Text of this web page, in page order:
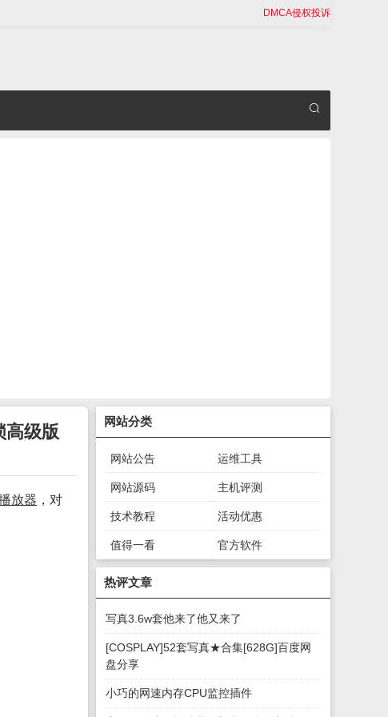
DMCA侵权投诉
高级版
放器 ，对
网站分类
网站公告 运维工具
网站源码 主机评测
技术教程 活动优惠
值得一看
绿色软件
官方软件
热评文章
写真3.6w套他来了他又来了
[COSPLAY]52套写真★合集[628G]百度网
盘分享
小巧的网速内存CPU监控插件